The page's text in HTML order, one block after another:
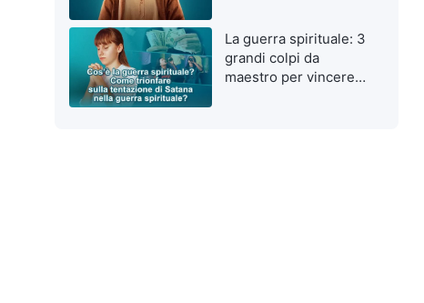
La guerra spirituale: 3
grandi colpi da
maestro per vincere